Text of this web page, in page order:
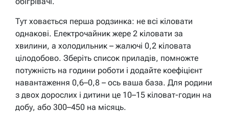
Тут ховається перша родзинка: не всі кіловати
однакові. Електрочайник жере 2 кіловати за
хвилини, а холодильник – жалючі 0,2 кіловата
цілодобово. Зберіть список приладів, помножте
потужність на години роботи і додайте коефіцієнт
навантаження 0,6–0,8 – ось ваша база. Для родини
з двох дорослих і дитини це 10–15 кіловат-годин на
добу, або 300–450 на місяць.